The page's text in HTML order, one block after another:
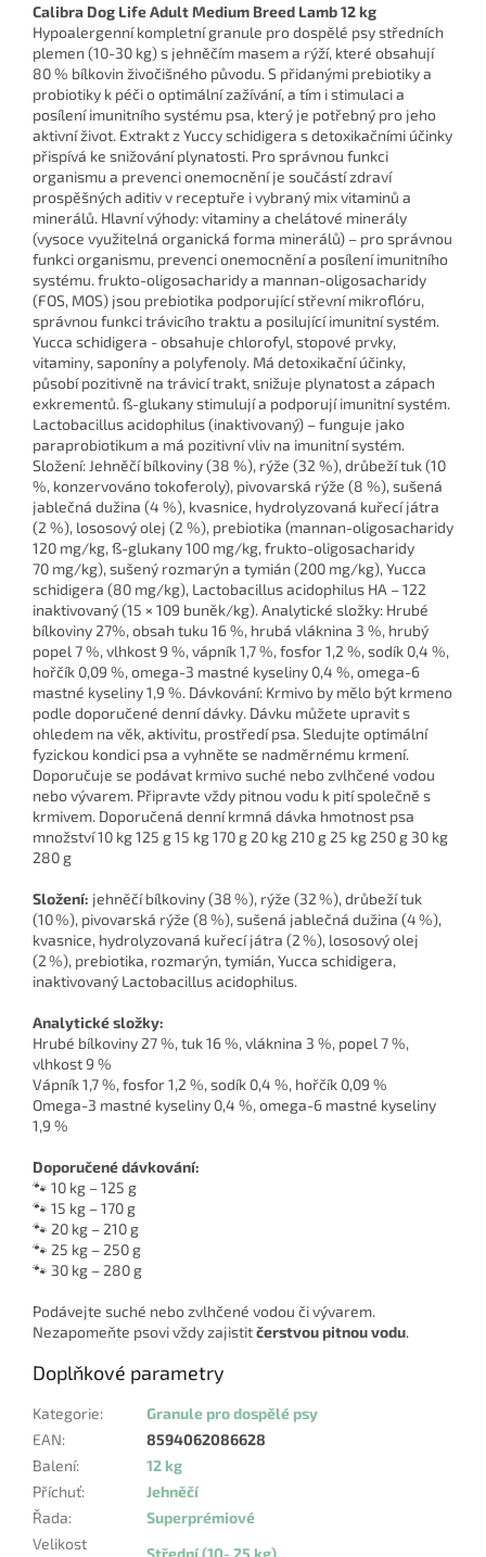
Calibra Dog Life Adult Medium Breed Lamb 12 kg
Hypoalergenní kompletní granule pro dospělé psy středních
plemen (10-30 kg) s jehněčím masem a rýží, které obsahují
80 % bílkovin živočišného původu. S přidanými prebiotiky a
probiotiky k péči o optimální zažívání, a tím i stimulaci a
posílení imunitního systému psa, který je potřebný pro jeho
aktivní život. Extrakt z Yuccy schidigera s detoxikačními účinky
přispívá ke snižování plynatosti. Pro správnou funkci
organismu a prevenci onemocnění je součástí zdraví
prospěšných aditiv v receptuře i vybraný mix vitaminů a
minerálů. Hlavní výhody: vitaminy a chelátové minerály
(vysoce využitelná organická forma minerálů) – pro správnou
funkci organismu, prevenci onemocnění a posílení imunitního
systému. frukto-oligosacharidy a mannan-oligosacharidy
(FOS, MOS) jsou prebiotika podporující střevní mikroflóru,
správnou funkci trávicího traktu a posilující imunitní systém.
Yucca schidigera - obsahuje chlorofyl, stopové prvky,
vitaminy, saponíny a polyfenoly. Má detoxikační účinky,
působí pozitivně na trávicí trakt, snižuje plynatost a zápach
exkrementů. ß-glukany stimulují a podporují imunitní systém.
Lactobacillus acidophilus (inaktivovaný) – funguje jako
paraprobiotikum a má pozitivní vliv na imunitní systém.
Složení: Jehněčí bílkoviny (38 %), rýže (32 %), drůbeží tuk (10
%, konzervováno tokoferoly), pivovarská rýže (8 %), sušená
jablečná dužina (4 %), kvasnice, hydrolyzovaná kuřecí játra
(2 %), lososový olej (2 %), prebiotika (mannan-oligosacharidy
120 mg/kg, ß-glukany 100 mg/kg, frukto-oligosacharidy
70 mg/kg), sušený rozmarýn a tymián (200 mg/kg), Yucca
schidigera (80 mg/kg), Lactobacillus acidophilus HA – 122
inaktivovaný (15 × 109 buněk/kg). Analytické složky: Hrubé
bílkoviny 27%, obsah tuku 16 %, hrubá vláknina 3 %, hrubý
popel 7 %, vlhkost 9 %, vápník 1,7 %, fosfor 1,2 %, sodík 0,4 %,
hořčík 0,09 %, omega-3 mastné kyseliny 0,4 %, omega-6
mastné kyseliny 1,9 %. Dávkování: Krmivo by mělo být krmeno
podle doporučené denní dávky. Dávku můžete upravit s
ohledem na věk, aktivitu, prostředí psa. Sledujte optimální
fyzickou kondici psa a vyhněte se nadměrnému krmení.
Doporučuje se podávat krmivo suché nebo zvlhčené vodou
nebo vývarem. Připravte vždy pitnou vodu k pití společně s
krmivem. Doporučená denní krmná dávka hmotnost psa
množství 10 kg 125 g 15 kg 170 g 20 kg 210 g 25 kg 250 g 30 kg
280 g
Složení: jehněčí bílkoviny (38 %), rýže (32 %), drůbeží tuk
(10 %), pivovarská rýže (8 %), sušená jablečná dužina (4 %),
kvasnice, hydrolyzovaná kuřecí játra (2 %), lososový olej
(2 %), prebiotika, rozmarýn, tymián, Yucca schidigera,
inaktivovaný Lactobacillus acidophilus.
Analytické složky:
Hrubé bílkoviny 27 %, tuk 16 %, vláknina 3 %, popel 7 %,
vlhkost 9 %
Vápník 1,7 %, fosfor 1,2 %, sodík 0,4 %, hořčík 0,09 %
Omega-3 mastné kyseliny 0,4 %, omega-6 mastné kyseliny
1,9 %
Doporučené dávkování:
🐾 10 kg – 125 g
🐾 15 kg – 170 g
🐾 20 kg – 210 g
🐾 25 kg – 250 g
🐾 30 kg – 280 g
Podávejte suché nebo zvlhčené vodou či vývarem.
Nezapomeňte psovi vždy zajistitčerstvou pitnou vodu.
Doplňkové parametry
Kategorie:
Granule pro dospělé psy
EAN:
8594062086628
Balení:
12 kg
Příchuť:
Jehněčí
Řada:
Superprémiové
Velikost
Střední (10- 25 kg)